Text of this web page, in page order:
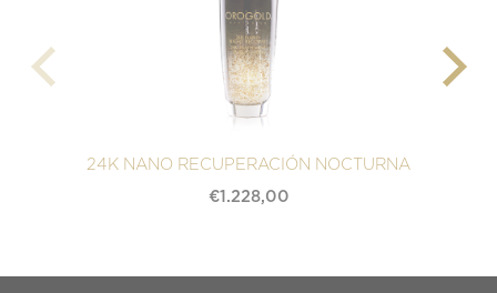
24K NANO RECUPERACIÓN NOCTURNA
€1.228,00